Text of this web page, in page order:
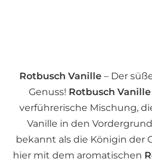
Rotbusch Vanille – Der
Genuss! Rotbusch Vanille
verführerische Mischung,
Vanille in den
bekannt als die Königin der
hier mit dem aromatischen